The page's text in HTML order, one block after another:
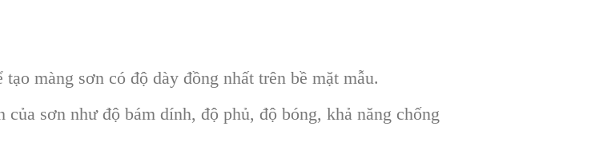
màng sơn có độ dày đồng nhất trên bề mặt mẫu.
sơn như độ bám dính, độ phủ, độ bóng, khả năng chống